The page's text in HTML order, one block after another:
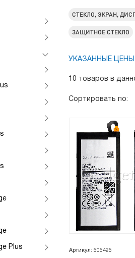
Plus
СТЕКЛО, ЭКРАН,
ЗАЩИТНОЕ СТЕКЛО
УКАЗАННЫЕ ЦЕНЫ
10 товаров в
Сортировать по:
Артикул: 505425